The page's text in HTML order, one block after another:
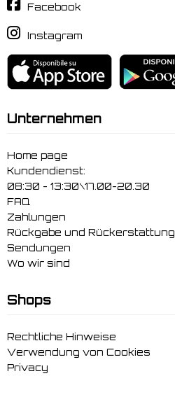
Facebook
Instagram
Unternehmen
Home page
Kundendienst:
08:30 - 13:30\17.00-20.30
FAQ
Zahlungen
Rückgabe und Rückerstattung
Sendungen
Wo wir sind
Shops
Rechtliche Hinweise
Verwendung von Cookies
Privacy